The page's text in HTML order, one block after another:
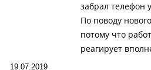
забрал телефон
По поводу
потому что
реагирует
19.07.2019